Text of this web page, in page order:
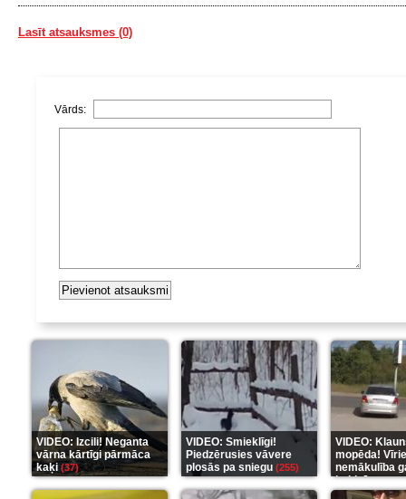
Lasīt atsauksmes (0)
Vārds:
VIDEO: Izcili! Neganta
vārna kārtīgi pārmāca
kaķi(37)
VIDEO: Smieklīgi!
Piedzērusies vāvere
plosās pa sniegu (255)
VIDEO:
mopēda!
nemākulība
beidzās ar
(289)